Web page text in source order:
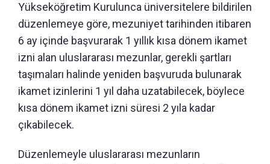
Yükseköğretim Kurulunca üniversitelere bildirilen
düzenlemeye göre, mezuniyet tarihinden itibaren
6 ay içinde başvurarak 1 yıllık kısa dönem ikamet
izni alan uluslararası mezunlar, gerekli şartları
taşımaları halinde yeniden başvuruda bulunarak
ikamet izinlerini 1 yıl daha uzatabilecek, böylece
kısa dönem ikamet izni süresi 2 yıla kadar
çıkabilecek.
Düzenlemeyle uluslararası mezunların